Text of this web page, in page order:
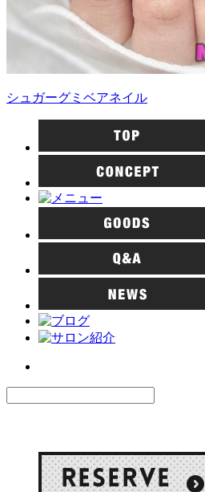
シュガーグミベアネイル